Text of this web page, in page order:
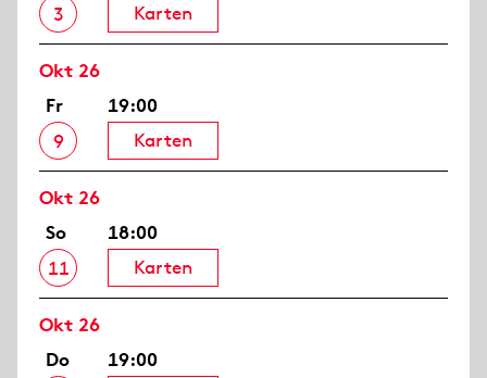
3
Karten
Okt 26
Fr
9
19:00
Karten
Okt 26
So
11
18:00
Karten
Okt 26
Do
19:00